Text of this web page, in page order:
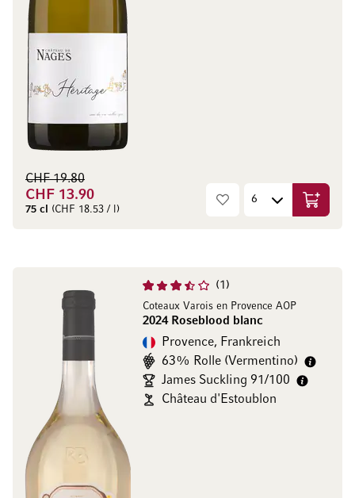
CHF 13.90
CHF 19.80
75 cl (CHF 18.53 / l) In den
1
Coteaux Varois en Provence AOP
2024 Roseblood blanc
Provence, Frankreich
63% Rolle (Vermentino)
James Suckling 91/100
Château d'Estoublon